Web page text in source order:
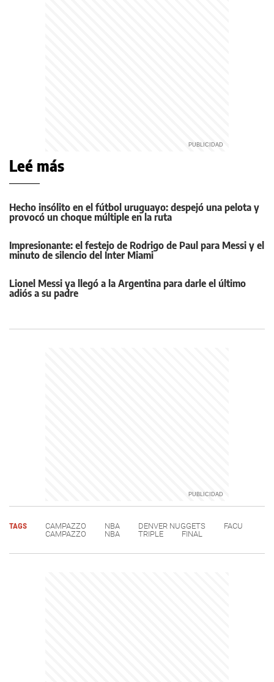
Leé más
Hecho insólito en el fútbol uruguayo: despejó una pelota y
provocó un choque múltiple en la ruta
Impresionante: el festejo de Rodrigo de Paul para Messi y el
minuto de silencio del Inter Miami
Lionel Messi ya llegó a la Argentina para darle el último
adiós a su padre
TAGS CAMPAZZO NBA DENVER NUGGETS
FACU
CAMPAZZO
NBA TRIPLE FINAL